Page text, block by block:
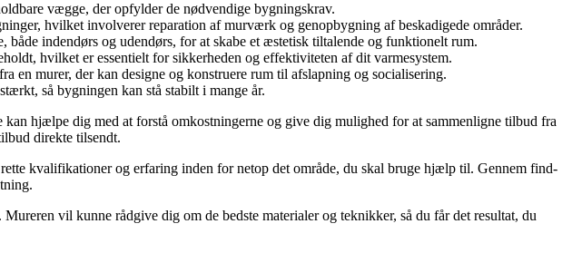
vægge, der opfylder de nødvendige bygningskrav.
hvilket involverer reparation af murværk og genopbygning af beskadigede områder.
indendørs og udendørs, for at skabe et æstetisk tiltalende og funktionelt rum.
hvilket er essentielt for sikkerheden og effektiviteten af dit varmesystem.
en murer, der kan designe og konstruere rum til afslapning og socialisering.
så bygningen kan stå stabilt i mange år.
hjælpe dig med at forstå omkostningerne og give dig mulighed for at sammenligne tilbud fra
direkte tilsendt.
kvalifikationer og erfaring inden for netop det område, du skal bruge hjælp til. Gennem find-
vil kunne rådgive dig om de bedste materialer og teknikker, så du får det resultat, du